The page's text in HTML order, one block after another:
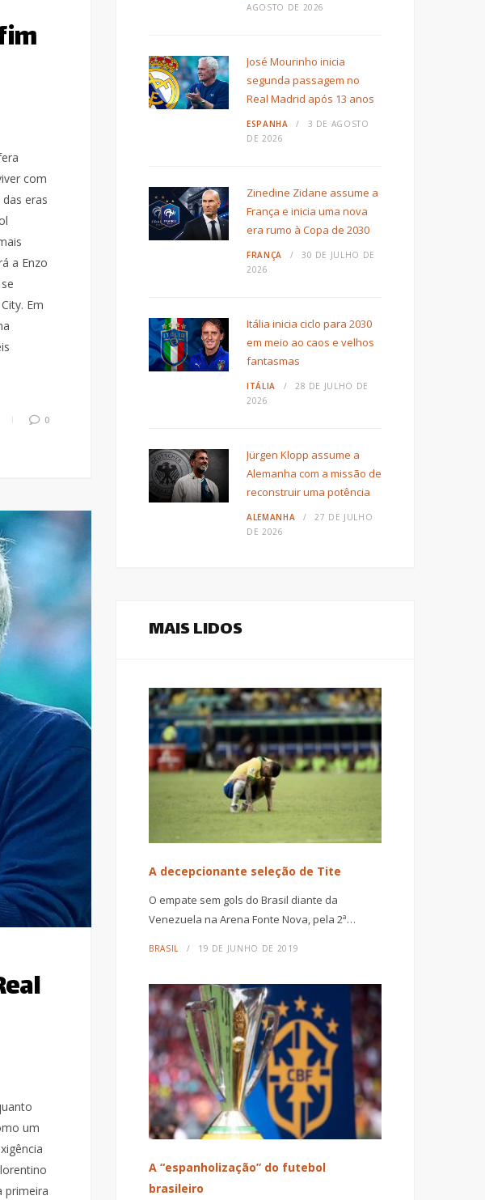
com
eras
a Enzo
Em
0
um
primeira
AGOSTO DE 2026
José Mourinho inicia
segunda passagem no
Real Madrid após 13 anos
ESPANHA
3 DE AGOSTO
DE 2026
Zinedine Zidane assume a
França e inicia uma nova
era rumo à Copa de 2030
FRANÇA
30 DE JULHO DE
2026
Itália inicia ciclo para 2030
em meio ao caos e velhos
fantasmas
ITÁLIA
28 DE JULHO DE
2026
Jürgen Klopp assume a
Alemanha com a missão de
reconstruir uma potência
ALEMANHA
27 DE JULHO
DE 2026
MAIS LIDOS
A decepcionante seleção de Tite
O empate sem gols do Brasil diante da
Venezuela na Arena Fonte Nova, pela 2ª…
BRASIL 19 DE JUNHO DE 2019
A “espanholização” do futebol
brasileiro